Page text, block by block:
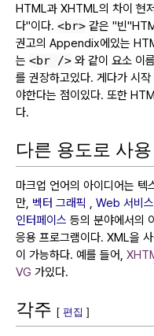
HTML과 XHTML의 차이 현
다"이다. <br> 같은 "빈
권고의 Appendix에있는
는 <br /> 와 같이 요소 이
를 권장하고있다. 게다가 시
야한다는 점이있다. 또한
다.
다른 용도로 사용
마크업 언어의 아이디어는 텍
만, 벡터 그래픽 , Web 서비스
인터페이스 등의 분야에서의
응용 프로그램이다. XML을
이 가능하다. 예를 들어,
VG 가있다.
각주 [ 편집 ]